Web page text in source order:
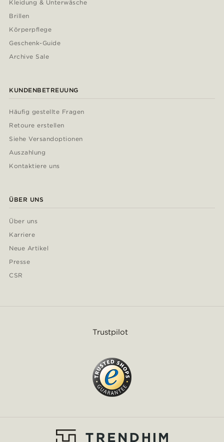
Kleidung & Unterwäsche
Brillen
Körperpflege
Geschenk-Guide
Archive Sale
KUNDENBETREUUNG
Häufig gestellte Fragen
Retoure erstellen
Siehe Versandoptionen
Auszahlung
Kontaktiere uns
ÜBER UNS
Über uns
Karriere
Neue Artikel
Presse
CSR
Trustpilot